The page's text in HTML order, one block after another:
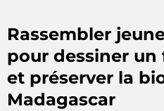
Rassembler
pour dessiner
et préserver la
Madagascar